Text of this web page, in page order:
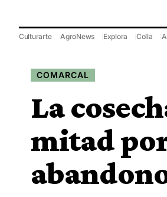
Culturarte AgroNews Explora Colla
COMARCAL
La
mitad